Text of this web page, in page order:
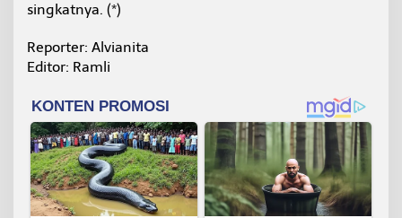
singkatnya. (*)
Reporter: Alvianita
Editor: Ramli